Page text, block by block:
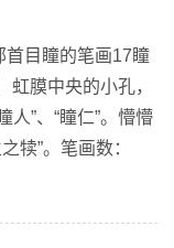
首目瞳的笔画17瞳
膜中央的小孔，
人”、“瞳仁”。懵懵
犊”。笔画数：